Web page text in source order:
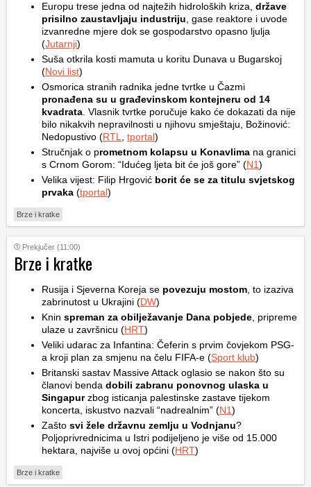
Europu trese jedna od najtežih hidroloških kriza, države
prisilno zaustavljaju industriju , gase reaktore i uvode
izvanredne mjere dok se gospodarstvo opasno ljulja
(Jutarnji)
Suša otkrila kosti mamuta u koritu Dunava u Bugarskoj
(Novi list)
Osmorica stranih radnika jedne tvrtke u Čazmi
pronađena su u građevinskom kontejneru od 14
kvadrata . Vlasnik tvrtke poručuje kako će dokazati da nije
bilo nikakvih nepravilnosti u njihovu smještaju, Božinović:
Nedopustivo (RTL tportal)
Stručnjak o prometnom kolapsu u Konavlima na granici
s Crnom Gorom: “Idućeg ljeta bit će još gore” (N1)
Velika vijest: Filip Hrgović borit će se za titulu svjetskog
prvaka (tportal)
Brze i kratke
Prekjučer (11:00)
Brze i kratke
Rusija i Sjeverna Koreja se povezuju mostom , to izaziva
zabrinutost u Ukrajini (DW)
Knin spreman za obilježavanje Dana pobjede , pripreme
ulaze u završnicu (HRT)
Veliki udarac za Infantina: Čeferin s prvim čovjekom PSG-
a kroji plan za smjenu na čelu FIFA-e (Sport klub)
Britanski sastav Massive Attack oglasio se nakon što su
članovi benda dobili zabranu ponovnog ulaska u
Singapurzbog isticanja palestinske zastave tijekom
koncerta, iskustvo nazvali “nadrealnim” (N1)
Zašto svi žele državnu zemlju u Vodnjanu?
Poljoprivrednicima u Istri podijeljeno je više od 15.000
hektara, najviše u ovoj općini (HRT)
Brze i kratke